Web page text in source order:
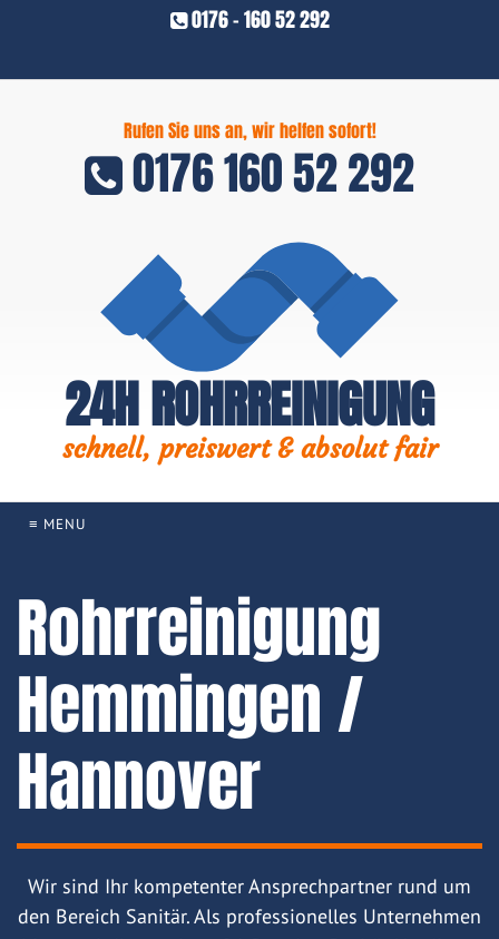
0176 - 160 52 292
Rufen Sie uns an, wir helfen sofort!
0176 160 52 292
24H ROHRREINIGUNG
schnell, preiswert & absolut fair
≡ MENU
Rohrreinigung
Hemmingen /
Hannover
Wir sind Ihr kompetenter Ansprechpartner rund um
den Bereich Sanitär. Als professionelles Unternehmen